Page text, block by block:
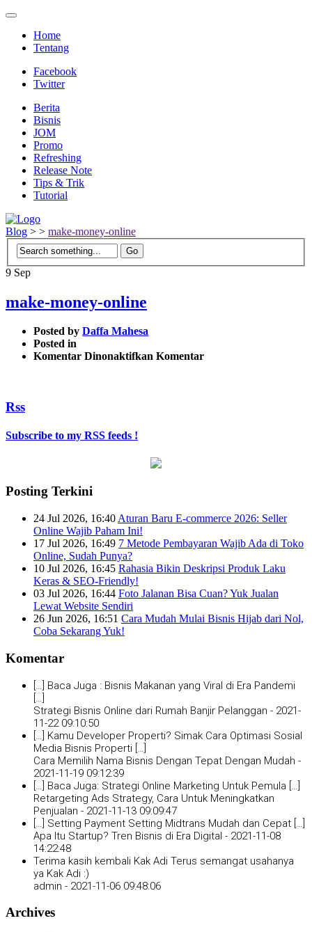
Home
Tentang
Facebook
Twitter
Berita
Bisnis
JOM
Promo
Refreshing
Release Note
Tips & Trik
Tutorial
Blog > > make-money-online
9 Sep
make-money-online
Posted by Daffa Mahesa
Posted in
Komentar Dinonaktifkan pada
Komentar
Rss
Subscribe to my RSS feeds !
Posting Terkini
24 Jul 2026, 16:40 Aturan Baru E-commerce 2026: Seller
Online Wajib Paham Ini!
17 Jul 2026, 16:49 7 Metode Pembayaran Wajib Ada di Toko
Online, Sudah Punya?
10 Jul 2026, 16:45 Rahasia Bikin Deskripsi Produk Laku
Keras & SEO-Friendly!
03 Jul 2026, 16:44 Foto Jalanan Bisa Cuan? Yuk Jualan
Lewat Website Sendiri
26 Jun 2026, 16:51 Cara Mudah Mulai Bisnis Hijab dari Nol,
Coba Sekarang Yuk!
Komentar
[…] Baca Juga : Bisnis Makanan yang Viral di Era Pandemi
Strategi Bisnis Online dari Rumah Banjir Pelanggan - 2021-
11-22 09:10:50
[…] Kamu Developer Properti? Simak Cara Optimasi Sosial
Media Bisnis Properti […]
Cara Memilih Nama Bisnis Dengan Tepat Dengan Mudah -
2021-11-19 09:12:39
[…] Baca Juga: Strategi Online Marketing Untuk Pemula […]
Retargeting Ads Strategy, Cara Untuk Meningkatkan
Penjualan - 2021-11-13 09:09:47
[…] Setting Payment Setting Midtrans Mudah dan Cepat […]
Apa Itu Startup? Tren Bisnis di Era Digital - 2021-11-08
14:22:48
Terima kasih kembali Kak Adi Terus semangat usahanya
ya Kak Adi :)
admin - 2021-11-06 09:48:06
Archives